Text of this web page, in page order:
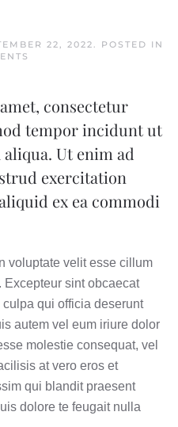
22, 2022. POSTED IN
THE
THIRD
QUARTER
OF
2021
–
PHASE
ONE
COMPLETED
consectetur
tempor incidunt ut
Ut enim ad
exercitation
ex ea commodi
voluptate velit esse cillum
sint obcaecat
qui officia deserunt
autem vel eum iriure dolor
molestie consequat, vel
at vero eros et
qui blandit praesent
dolore te feugait nulla